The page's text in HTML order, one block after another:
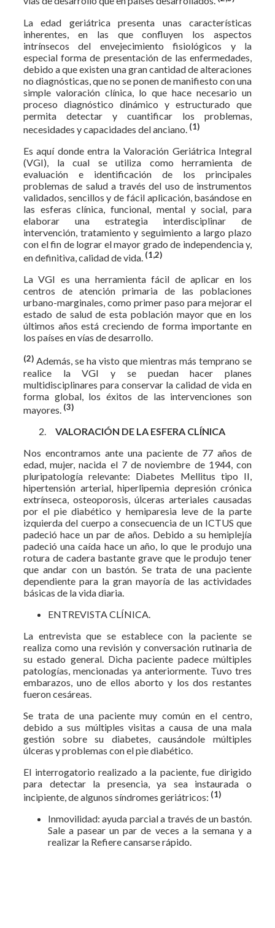
La edad geriátrica presenta unas características
inherentes, en las que confluyen los aspectos
intrínsecos del envejecimiento fisiológicos y la
especial forma de presentación de las enfermedades,
debido a que existen una gran cantidad de alteraciones
no diagnósticas, que no se ponen de manifiesto con una
simple valoración clínica, lo que hace necesario un
proceso diagnóstico dinámico y estructurado que
permita detectar y cuantificar los problemas,
necesidades y capacidades del anciano. (1)
Es aquí donde entra la Valoración Geriátrica Integral
(VGI), la cual se utiliza como herramienta de
evaluación e identificación de los principales
problemas de salud a través del uso de instrumentos
validados, sencillos y de fácil aplicación, basándose en
las esferas clínica, funcional, mental y social, para
elaborar una estrategia interdisciplinar de
intervención, tratamiento y seguimiento a largo plazo
con el fin de lograr el mayor grado de independencia y,
en definitiva, calidad de vida. (1,2)
La VGI es una herramienta fácil de aplicar en los
centros de atención primaria de las poblaciones
urbano-marginales, como primer paso para mejorar el
estado de salud de esta población mayor que en los
últimos años está creciendo de forma importante en
los países en vías de desarrollo.
(2) Además, se ha visto que mientras más temprano se
realice la VGI y se puedan hacer planes
multidisciplinares para conservar la calidad de vida en
forma global, los éxitos de las intervenciones son
mayores. (3)
VALORACIÓN DE LA ESFERA CLÍNICA
Nos encontramos ante una paciente de 77 años de
edad, mujer, nacida el 7 de noviembre de 1944, con
pluripatología relevante: Diabetes Mellitus tipo II,
hipertensión arterial, hiperlipemia depresión crónica
extrínseca, osteoporosis, úlceras arteriales causadas
por el pie diabético y hemiparesia leve de la parte
izquierda del cuerpo a consecuencia de un ICTUS que
padeció hace un par de años. Debido a su hemiplejía
padeció una caída hace un año, lo que le produjo una
rotura de cadera bastante grave que le produjo tener
que andar con un bastón. Se trata de una paciente
dependiente para la gran mayoría de las actividades
básicas de la vida diaria.
ENTREVISTA CLÍNICA.
La entrevista que se establece con la paciente se
realiza como una revisión y conversación rutinaria de
su estado general. Dicha paciente padece múltiples
patologías, mencionadas ya anteriormente. Tuvo tres
embarazos, uno de ellos aborto y los dos restantes
fueron cesáreas.
Se trata de una paciente muy común en el centro,
debido a sus múltiples visitas a causa de una mala
gestión sobre su diabetes, causándole múltiples
úlceras y problemas con el pie diabético.
El interrogatorio realizado a la paciente, fue dirigido
para detectar la presencia, ya sea instaurada o
incipiente, de algunos síndromes geriátricos: (1)
Inmovilidad: ayuda parcial a través de un bastón.
Sale a pasear un par de veces a la semana y a
realizar la Refiere cansarse rápido.